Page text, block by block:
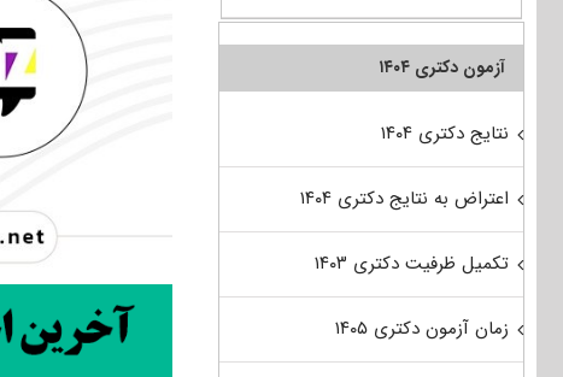
آزمون دکتری ۱۴۰۴
نتایج دکتری ۱۴۰۴
اعتراض به نتایج دکتری ۱۴۰۴
تکمیل ظرفیت دکتری ۱۴۰۳
زمان آزمون دکتری ۱۴۰۵